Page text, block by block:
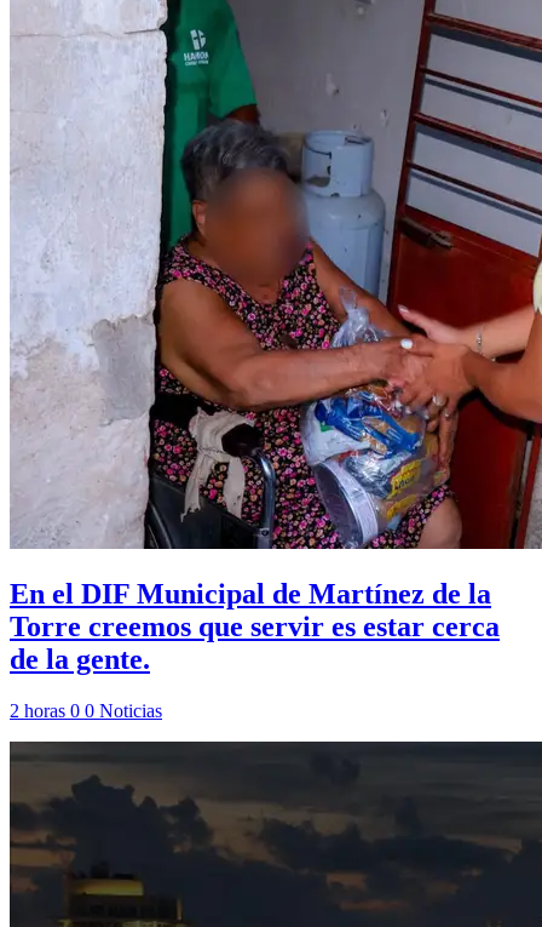
En el DIF Municipal de Martínez de la
Torre creemos que servir es estar cerca
de la gente.
2 horas 0 0 Noticias